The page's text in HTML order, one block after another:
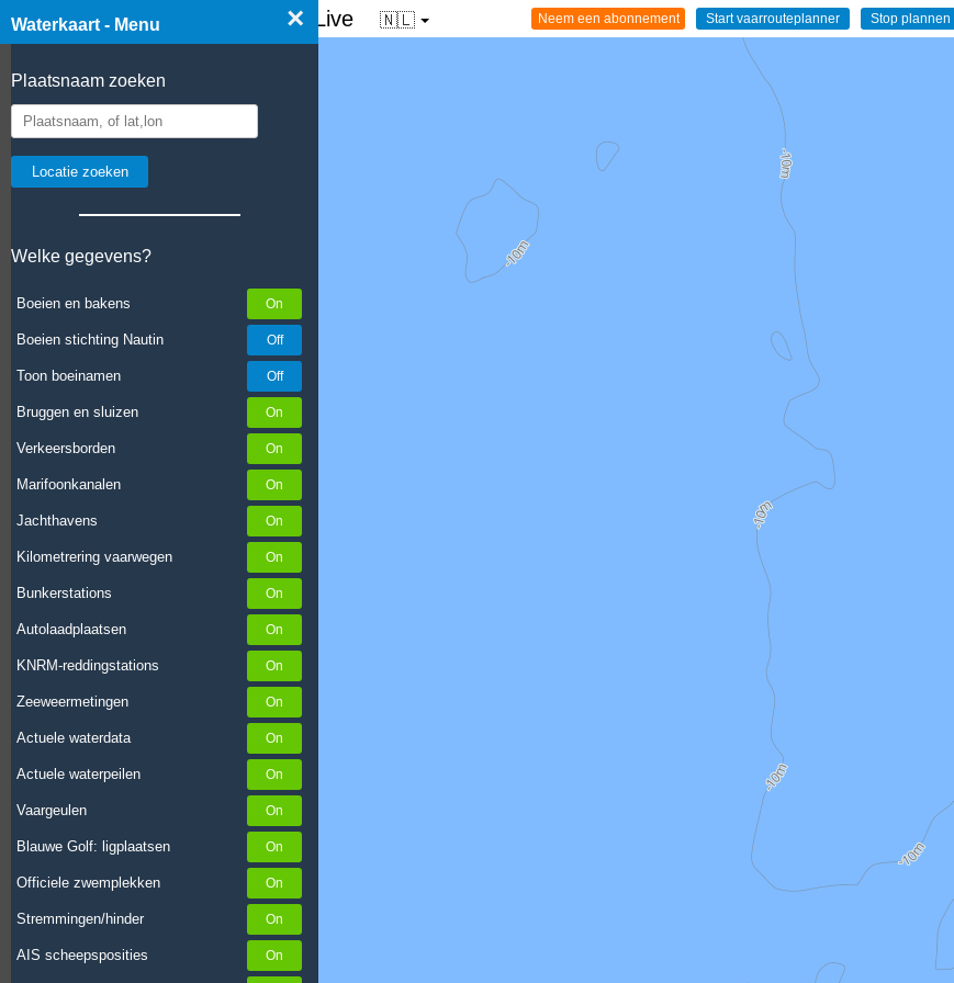
Waterkaart - Menu ×
Plaatsnaam zoeken
Welke gegevens?
Boeien en bakens
Boeien stichting Nautin
Toon boeinamen
Bruggen en sluizen
Verkeersborden
Marifoonkanalen
Jachthavens
Kilometrering vaarwegen
Bunkerstations
Autolaadplaatsen
KNRM-reddingstations
Zeeweermetingen
Actuele waterdata
Actuele waterpeilen
Vaargeulen
Blauwe Golf: ligplaatsen
Officiele zwemplekken
Stremmingen/hinder
AIS scheepsposities
☰ Waterkaart van Nederland - Live 🇳🇱